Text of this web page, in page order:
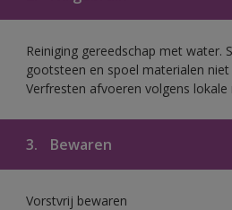
Reiniging gereedschap met water.
gootsteen en spoel materialen
Verfresten afvoeren volgens lokale
3. Bewaren
Vorstvrij bewaren